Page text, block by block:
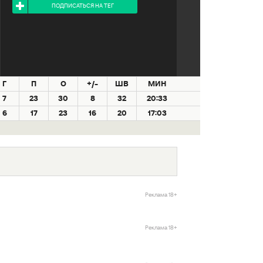
ПОДПИСАТЬСЯ НА ТЕГ
Г П О +/- ШВ
МИН
7 23 30 8 32
20:33
6 17 23 16 20 17:03
Реклама 18+
Реклама 18+